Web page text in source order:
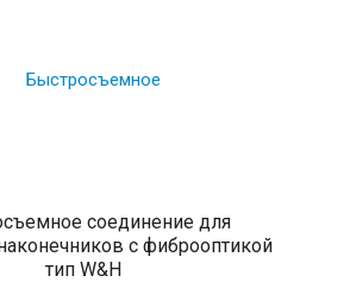
соединение для
с фиброоптикой
тип W&H